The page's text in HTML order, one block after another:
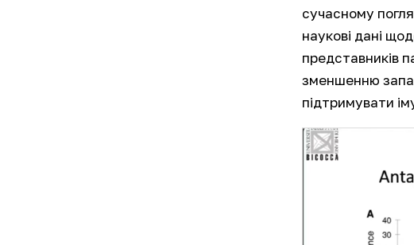
сучасному
наукові дані
представників
зменшенню
підтримувати